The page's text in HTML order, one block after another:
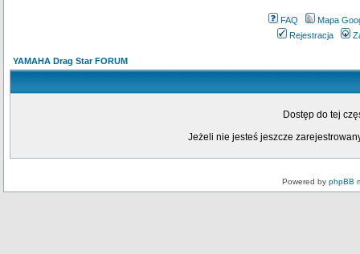
FAQ
Mapa
Rejestracja
YAMAHA Drag Star FORUM
Dostęp do tej
Jeżeli nie jesteś jeszcze
Powered by phpBB